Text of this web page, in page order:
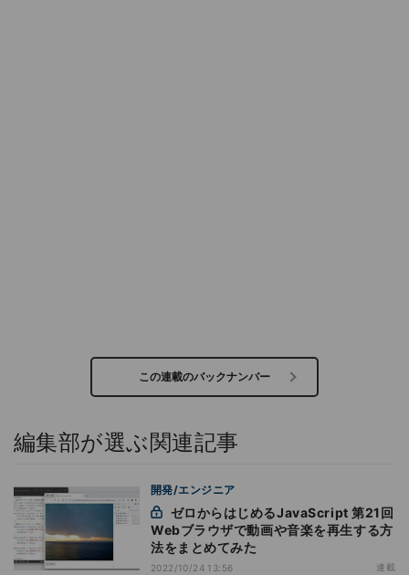
この連載のバックナンバー
編集部が選ぶ関連記事
開発/エンジニア
Webブラウザで動画や音楽を再生する方
法をまとめてみた
2022/10/24 13:56 連載